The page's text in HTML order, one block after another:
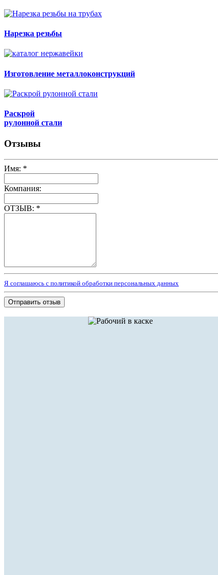
Нарезка резьбы
Изготовление металлоконструкций
Раскрой
рулонной стали
Отзывы
Имя: *
Компания:
ОТЗЫВ: *
Я соглашаюсь с политикой обработки персональных данных
Отправить отзыв